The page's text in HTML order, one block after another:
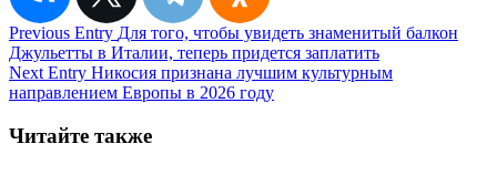
Навигация
по
записям
Previous Entry Для того, чтобы увидеть знаменитый балкон
Джульетты в Италии, теперь придется заплатить
Next Entry Никосия признана лучшим культурным
направлением Европы в 2026 году
Читайте также